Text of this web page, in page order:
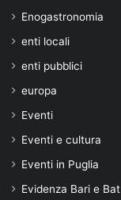
Enogastronomia
enti locali
enti pubblici
europa
Eventi
Eventi e cultura
Eventi in Puglia
Evidenza Bari e Bat